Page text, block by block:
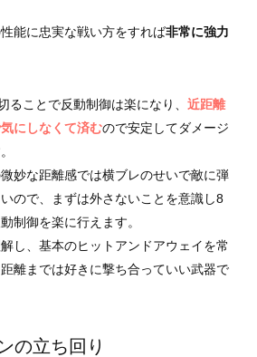
能に忠実な戦い方をすれば非常に強力
ることで反動制御は楽になり、 近距離
にしなくて済むので安定してダメージ
妙な距離感では横ブレのせいで敵に弾
ので、まずは外さないことを意識し8
制御を楽に行えます。
し、基本のヒットアンドアウェイを常
離までは好きに撃ち合っていい武器で
の立ち回り